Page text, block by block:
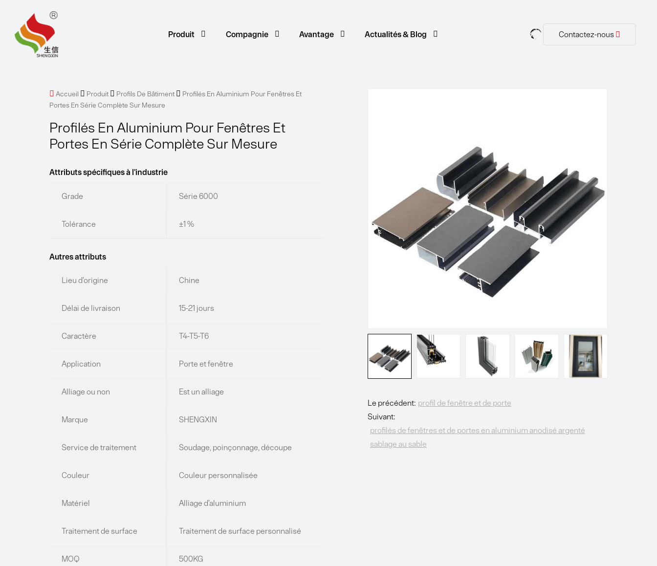
Produit Compagnie Avantage Actualités & Blog Contactez-nous 
 Accueil  Produit  Profils De Bâtiment  Profilés En Aluminium Pour Fenêtres Et
Portes En Série Complète Sur Mesure
Profilés En Aluminium Pour Fenêtres Et
Portes En Série Complète Sur Mesure
Attributs spécifiques à l'industrie
Grade Série 6000
Tolérance ±1 %
Autres attributs
Lieu d’origine Chine
Délai de livraison 15-21 jours
Caractère T4-T5-T6
Application Porte et fenêtre
Alliage ou non Est un alliage
Marque SHENGXIN
Service de traitement Soudage, poinçonnage, découpe
Couleur Couleur personnalisée
Matériel Alliage d’aluminium
Traitement de surface Traitement de surface personnalisé
MOQ 500KG
Le précédent: profil de fenêtre et de porte
Suivant:
profilés de fenêtres et de portes en aluminium anodisé argenté
sablage au sable